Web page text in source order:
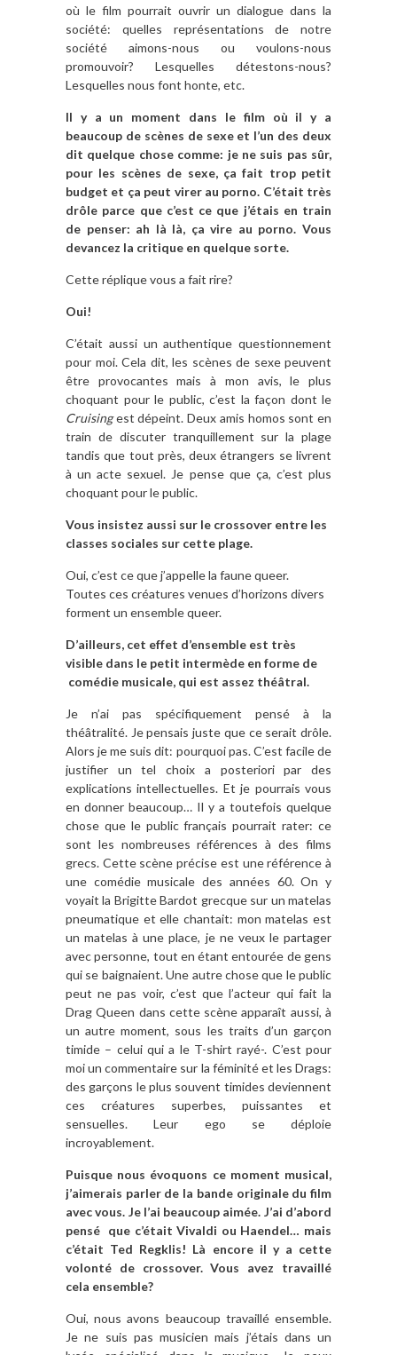
où le film pourrait ouvrir un dialogue dans la
société: quelles représentations de notre
société aimons-nous ou voulons-nous
promouvoir? Lesquelles détestons-nous?
Lesquelles nous font honte, etc.
Il y a un moment dans le film où il y a
beaucoup de scènes de sexe et l’un des deux
dit quelque chose comme: je ne suis pas sûr,
pour les scènes de sexe, ça fait trop petit
budget et ça peut virer au porno. C’était très
drôle parce que c’est ce que j’étais en train
de penser: ah là là, ça vire au porno. Vous
devancez la critique en quelque sorte.
Cette réplique vous a fait rire?
Oui!
C’était aussi un authentique questionnement
pour moi. Cela dit, les scènes de sexe peuvent
être provocantes mais à mon avis, le plus
choquant pour le public, c’est la façon dont le
Cruisingest dépeint. Deux amis homos sont en
train de discuter tranquillement sur la plage
tandis que tout près, deux étrangers se livrent
à un acte sexuel. Je pense que ça, c’est plus
choquant pour le public.
Vous insistez aussi sur le crossover entre les
classes sociales sur cette plage.
Oui, c’est ce que j’appelle la faune queer.
Toutes ces créatures venues d’horizons divers
forment un ensemble queer.
D’ailleurs, cet effet d’ensemble est très
visible dans le petit intermède en forme de
comédie musicale, qui est assez théâtral.
Je n’ai pas spécifiquement pensé à la
théâtralité. Je pensais juste que ce serait drôle.
Alors je me suis dit: pourquoi pas. C’est facile de
justifier un tel choix a posteriori par des
explications intellectuelles. Et je pourrais vous
en donner beaucoup… Il y a toutefois quelque
chose que le public français pourrait rater: ce
sont les nombreuses références à des films
grecs. Cette scène précise est une référence à
une comédie musicale des années 60. On y
voyait la Brigitte Bardot grecque sur un matelas
pneumatique et elle chantait: mon matelas est
un matelas à une place, je ne veux le partager
avec personne, tout en étant entourée de gens
qui se baignaient. Une autre chose que le public
peut ne pas voir, c’est que l’acteur qui fait la
Drag Queen dans cette scène apparaît aussi, à
un autre moment, sous les traits d’un garçon
timide – celui qui a le T-shirt rayé-. C’est pour
moi un commentaire sur la féminité et les Drags:
des garçons le plus souvent timides deviennent
ces créatures superbes, puissantes et
sensuelles. Leur ego se déploie
incroyablement.
Puisque nous évoquons ce moment musical,
j’aimerais parler de la bande originale du film
avec vous. Je l’ai beaucoup aimée. J’ai d’abord
pensé que c’était Vivaldi ou Haendel… mais
c’était Ted Regklis! Là encore il y a cette
volonté de crossover. Vous avez travaillé
cela ensemble?
Oui, nous avons beaucoup travaillé ensemble.
Je ne suis pas musicien mais j’étais dans un